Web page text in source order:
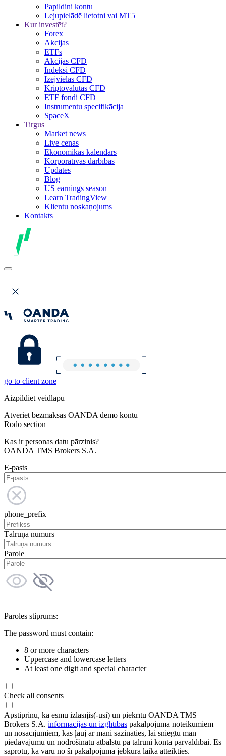
Papildini kontu
Lejupielādē lietotni vai MT5
Kur investēt?
Forex
Akcijas
ETFs
Akcijas CFD
Indeksi CFD
Izejvielas CFD
Kriptovalūtas CFD
ETF fondi CFD
Instrumentu specifikācija
SpaceX
Tirgus
Market news
Live cenas
Ekonomikas kalendārs
Korporatīvās darbības
Updates
Blog
US earnings season
Learn TradingView
Klientu noskaņojums
Kontakts
go to client zone
Aizpildiet veidlapu
Atveriet bezmaksas OANDA demo kontu
Rodo section
Kas ir personas datu pārzinis?
OANDA TMS Brokers S.A.
E-pasts
phone_prefix
Tālruņa numurs
Parole
Paroles stiprums:
The password must contain:
8 or more characters
Uppercase and lowercase letters
At least one digit and special character
Check all consents
Apstiprinu, ka esmu izlasījis(-usi) un piekrītu OANDA TMS
Brokers S.A. informācijas un izglītības pakalpojuma noteikumiem
un nosacījumiem, kas ļauj ar mani sazināties, lai sniegtu man
piedāvājumu un nodrošinātu atbalstu pa tālruni konta pārvaldībai. Es
saprotu, ka varu no šī pakalpojuma jebkurā laikā atteikties.